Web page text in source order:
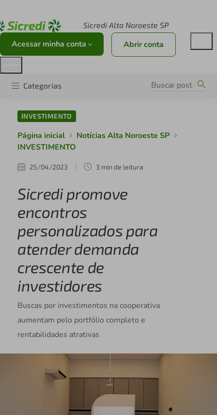
Sicredi Alta Noroeste SP
Acessar minha conta Abrir conta
Categorias
INVESTIMENTO
Página inicial
Notícias Alta Noroeste SP
INVESTIMENTO
25/04/2023 3 min de leitura
Sicredi promove
encontros
personalizados para
atender demanda
crescente de
investidores
Buscas por investimentos na cooperativa
aumentam pelo portfólio completo e
rentabilidades atrativas